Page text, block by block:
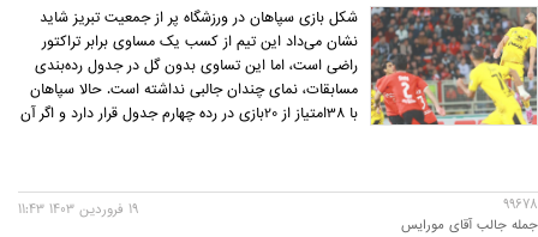
شکل بازی سپاهان در ورزشگاه پر از جمعیت تبریز شاید
نشان می‌داد این تیم از کسب یک مساوی برابر تراکتور
راضی است، اما این تساوی بدون گل در جدول رده‌بندی
مسابقات، نمای چندان جالبی نداشته است. حالا سپاهان
با 38‌امتیاز از 20‌بازی در رده چهارم جدول قرار دارد و اگر آن
فصل سپاهانی‌ها برای امروز خودشان جایگاه و وضعیت
99678
جمله جالب آقای مورایس
19 فروردين 1403 11:43